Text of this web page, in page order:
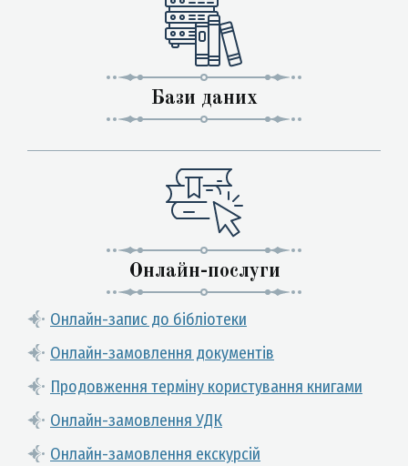
Бази даних
Онлайн-послуги
Онлайн-запис до бібліотеки
Онлайн-замовлення документів
Продовження терміну користування книгами
Онлайн-замовлення УДК
Онлайн-замовлення екскурсій